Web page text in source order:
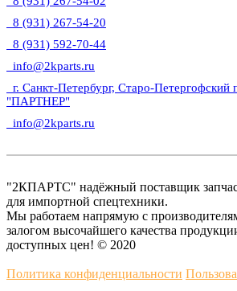
8 (931) 267-54-20
8 (931) 592-70-44
info@2kparts.ru
г. Санкт-Петербург, Старо-Петергофский
"ПАРТНЕР"
info@2kparts.ru
"2КПАРТС" надёжный поставщик
для импортной спецтехники.
Мы работаем напрямую с
залогом высочайшего качества
доступных цен! © 2020
Политика конфиденциальности